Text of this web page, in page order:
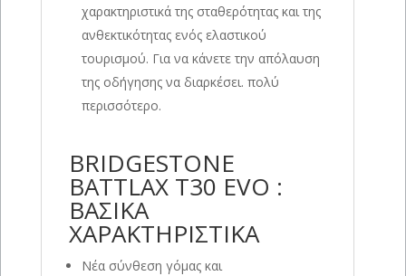
χαρακτηριστικά της σταθερότητας και της
ανθεκτικότητας ενός ελαστικού
τουρισμού. Για να κάνετε την απόλαυση
της οδήγησης να διαρκέσει. πολύ
περισσότερο.
BRIDGESTONE
BATTLAX T30 EVO :
ΒΑΣΙΚΑ
ΧΑΡΑΚΤΗΡΙΣΤΙΚΑ
Νέα σύνθεση γόμας και